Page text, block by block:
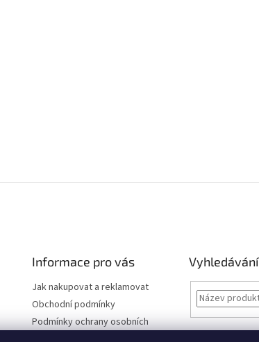
Informace pro vás
Jak nakupovat a reklamovat
Obchodní podmínky
Podmínky ochrany osobních
Vyhledávání